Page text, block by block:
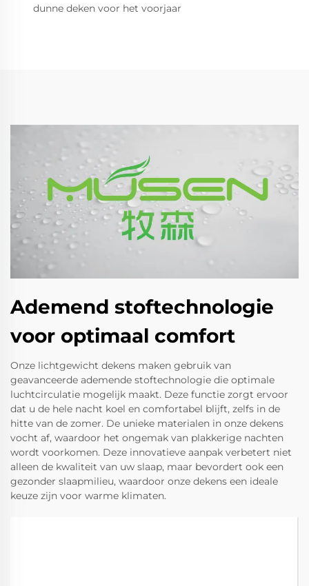
dunne deken voor het voorjaar
Ademend stoftechnologie
voor optimaal comfort
Onze lichtgewicht dekens maken gebruik van
geavanceerde ademende stoftechnologie die optimale
luchtcirculatie mogelijk maakt. Deze functie zorgt ervoor
dat u de hele nacht koel en comfortabel blijft, zelfs in de
hitte van de zomer. De unieke materialen in onze dekens
vocht af, waardoor het ongemak van plakkerige nachten
wordt voorkomen. Deze innovatieve aanpak verbetert niet
alleen de kwaliteit van uw slaap, maar bevordert ook een
gezonder slaapmilieu, waardoor onze dekens een ideale
keuze zijn voor warme klimaten.